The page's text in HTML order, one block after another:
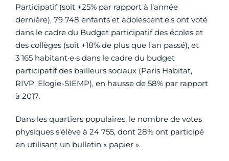
Participatif (soit +25% par rapport à l’année
dernière), 79 748 enfants et adolescent.e.s ont voté
dans le cadre du Budget participatif des écoles et
des collèges (soit +18% de plus que l'an passé), et
3 165 habitant·e·s dans le cadre du budget
participatif des bailleurs sociaux (Paris Habitat,
RIVP, Elogie-SIEMP), en hausse de 58% par rapport
à 2017.
Dans les quartiers populaires, le nombre de votes
physiques s’élève à 24 755, dont 28% ont participé
en utilisant un bulletin « papier ».